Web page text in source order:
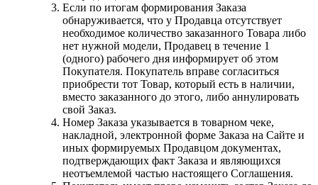
Если по итогам формирования Заказа
обнаруживается, что у Продавца отсутствует
необходимое количество заказанного Товара либо
нет нужной модели, Продавец в течение 1
(одного) рабочего дня информирует об этом
Покупателя. Покупатель вправе согласиться
приобрести тот Товар, который есть в наличии,
вместо заказанного до этого, либо аннулировать
свой Заказ.
Номер Заказа указывается в товарном чеке,
накладной, электронной форме Заказа на Сайте и
иных формируемых Продавцом документах,
подтверждающих факт Заказа и являющихся
неотъемлемой частью настоящего Соглашения.